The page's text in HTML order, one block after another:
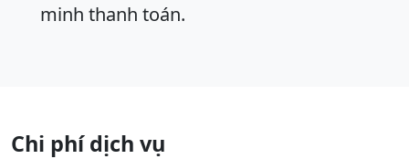
minh thanh toán.
Chi phí dịch vụ